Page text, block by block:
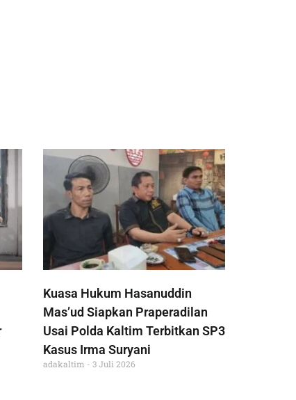
Kuasa Hukum Hasanuddin
Mas’ud Siapkan Praperadilan
Usai Polda Kaltim Terbitkan SP3
Kasus Irma Suryani
adakaltim 3 Juli 2026